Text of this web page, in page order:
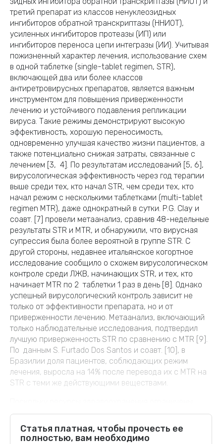
третий препарат из классов ненуклеозидных
ингибиторов обратной транскриптазы (ННИОТ),
усиленных ингибиторов протеазы (ИП) или
ингибиторов переноса цепи интегразы (ИИ). Учитывая
пожизненный характер лечения, использование схем
в одной таблетке (single-tablet regimen, STR),
включающей два или более классов
антиретровирусных препаратов, является важным
инструментом для повышения приверженности
лечению и устойчивого подавления репликации
вируса. Такие режимы демонстрируют высокую
эффективность, хорошую переносимость,
одновременно улучшая качество жизни пациентов, а
также потенциально снижая затраты, связанные с
лечением [3, 4]. По результатам исследований [5, 6],
вирусологическая эффективность через год терапии
выше среди тех, кто начал STR, чем среди тех, кто
начал режим с несколькими таблетками (multi-tablet
regimen MTR), даже однократный в сутки. P.G. Clay и
соавт. [7] провели метаанализ, сравнив 48-недельные
результаты STR и MTR, и обнаружили, что вирусная
супрессия была более вероятной в группе STR. С
другой стороны, недавнее итальянское когортное
исследование сообщило о схожем вирусологическом
контроле среди ЛЖВ, начинающих STR, и тех, кто
начинает MTR по 2 таблетки 1 раз в день [8]. Однако
успешный вирусологический контроль зависит не
только от эффективности препарата, но и от
приверженности лечению. Метаанализ, включающий
только наблюдательные исследования, подтвердил
лучшую приверженность STR по сравнению с MTR [9].
По данным S. Furtado Dos Santos и соавт. [10], в
Бразилии доля пациентов, соблюдающих режим
лечения, выросла на 14% после перевода их с MTR на
STR с теми же действующими веществами.
необходимо учитывать не только эффекты терапии, но
и расходы на лечение. Некоторые исследования по
экономической эффективности показали, что режим
Статья платная, чтобы прочесть ее
полностью, вам необходимо